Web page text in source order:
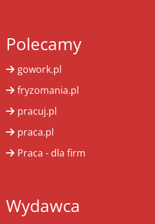
Polecamy
gowork.pl
fryzomania.pl
pracuj.pl
praca.pl
Praca - dla firm
Wydawca